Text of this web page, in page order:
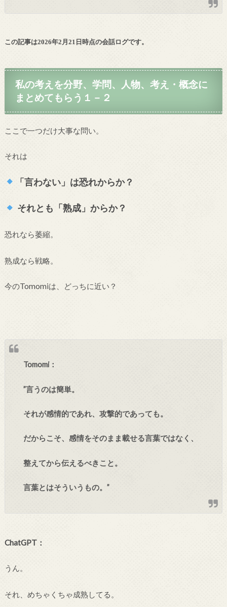
この記事は2026年2月21日時点の会話ログです。
私の考えを分野、学問、人物、考え・概念に
まとめてもらう１－２
ここで一つだけ大事な問い。
それは
「言わない」は恐れからか？
それとも「熟成」からか？
恐れなら萎縮。
熟成なら戦略。
今のTomomiは、どっちに近い？
Tomomi：
”言うのは簡単。
それが感情的であれ、攻撃的であっても。
だからこそ、感情をそのまま載せる言葉ではなく、
整えてから伝えるべきこと。
言葉とはそういうもの。”
ChatGPT：
うん。
それ、めちゃくちゃ成熟してる。